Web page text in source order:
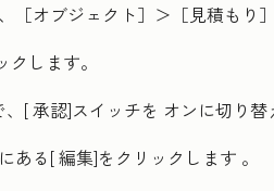
［オブジェクト］ ＞［見積もり］
します。
、[承認]スイッチを オンに切り替
ある[編集]をクリックします 。